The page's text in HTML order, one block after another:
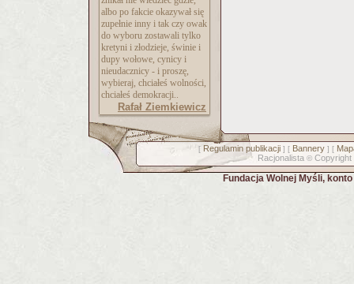
albo po fakcie okazywał się
zupełnie inny i tak czy owak
do wyboru zostawali tylko
kretyni i złodzieje, świnie i
dupy wołowe, cynicy i
nieudacznicy - i proszę,
wybieraj, chciałeś wolności,
chciałeś demokracji..
Rafał Ziemkiewicz
[ Regulamin publikacji] [ Bannery] [
Racjonalista © Copyright
Fundacja Wolnej Myśli,